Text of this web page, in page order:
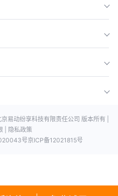
易动纷享科技有限责任公司 版本所有 |
|
隐私政策
号京ICP备12021815号